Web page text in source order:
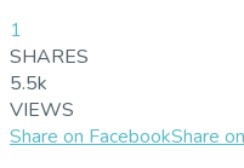
1
SHARES
5.5k
VIEWS
Share on FacebookShare